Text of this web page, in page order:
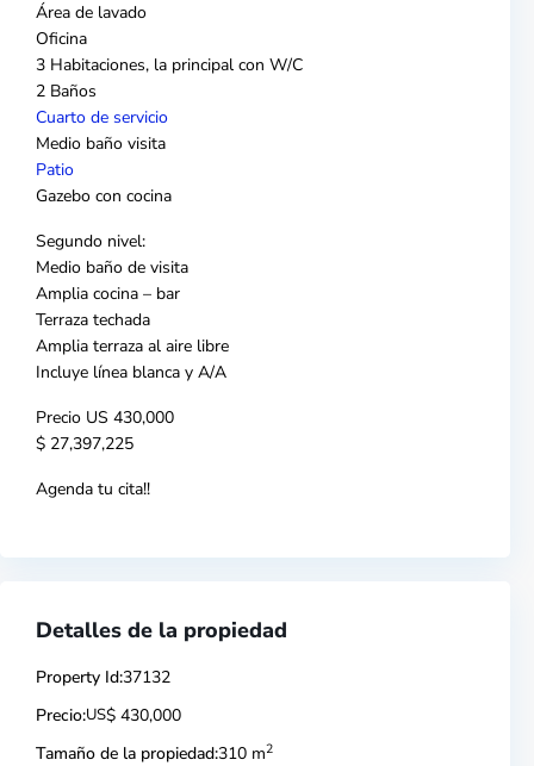
Área de lavado
Oficina
3 Habitaciones, la principal con W/C
2 Baños
Cuarto de servicio
Medio baño visita
Patio
Gazebo con cocina
Segundo nivel:
Medio baño de visita
Amplia cocina – bar
Terraza techada
Amplia terraza al aire libre
Incluye línea blanca y A/A
Precio US 430,000
$ 27,397,225
Agenda tu cita!!
Detalles de la propiedad
Property Id:37132
Precio:US$ 430,000
Tamaño de la propiedad:310 m2